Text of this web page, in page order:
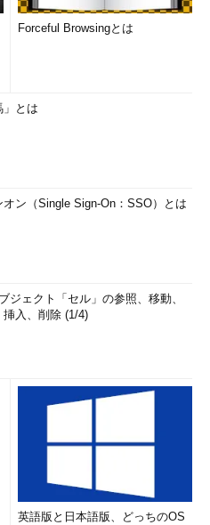
ができなかったファイルのパス
Forceful Browsingとは
」とは
オン（Single Sign-On：SSO）とは
ジェクト「セル」の参照、移動、
挿入、削除 (1/4)
英語版と日本語版、どっちのOS